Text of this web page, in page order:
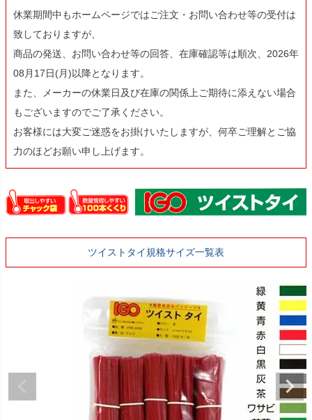
休業期間中もホームページではご注文・お問い合わせ等の受付は
致しておりますが、
商品の発送、お問い合わせ等の回答、在庫確認等は順次、2026年
08月17日(月)以降となります。
また、メーカーの休業日及び在庫の関係上ご期待に添えない場合
もございますのでご了承ください。
お客様には大変ご迷惑をお掛けいたしますが、何卒ご理解とご協
力のほどお願い申し上げます。
ツイストタイ規格サイズ一覧表